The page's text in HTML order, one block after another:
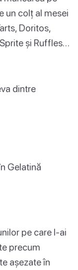
un colț al mesei
Doritos,
și Ruffles…
dintre
Gelatină
pe care l-ai
precum
așezate în